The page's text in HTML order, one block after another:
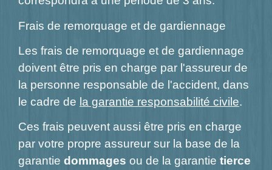
Frais de remorquage et de gardiennage
Les frais de remorquage et de gardiennage
doivent être pris en charge par l'assureur de
la personne responsable de l'accident, dans
le cadre de la garantie responsabilité civile.
Ces frais peuvent aussi être pris en charge
par votre propre assureur sur la base de la
garantie dommages ou de la garantie tierce